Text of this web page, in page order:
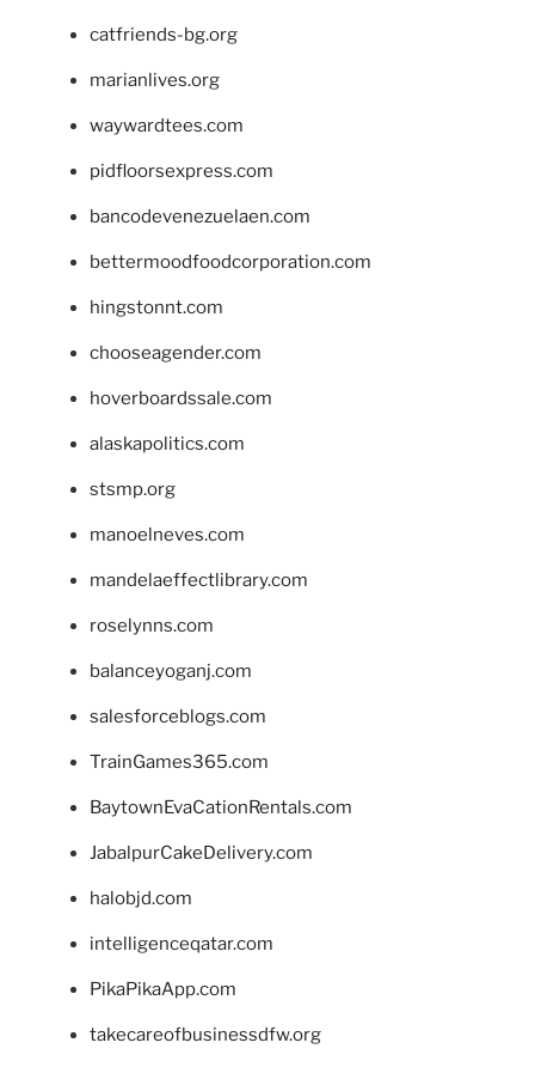
catfriends-bg.org
marianlives.org
waywardtees.com
pidfloorsexpress.com
bancodevenezuelaen.com
bettermoodfoodcorporation.com
hingstonnt.com
chooseagender.com
hoverboardssale.com
alaskapolitics.com
stsmp.org
manoelneves.com
mandelaeffectlibrary.com
roselynns.com
balanceyoganj.com
salesforceblogs.com
TrainGames365.com
BaytownEvaCationRentals.com
JabalpurCakeDelivery.com
halobjd.com
intelligenceqatar.com
PikaPikaApp.com
takecareofbusinessdfw.org